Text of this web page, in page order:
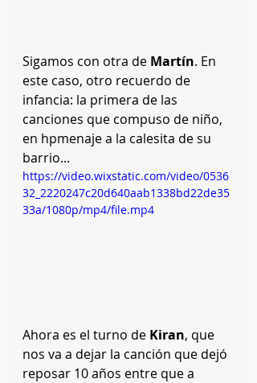
Sigamos con otra de Martín. En
este caso, otro recuerdo de
infancia: la primera de las
canciones que compuso de niño,
en hpmenaje a la calesita de su
barrio...
https://video.wixstatic.com/video/0536
32_2220247c20d640aab1338bd22de35
33a/1080p/mp4/file.mp4
Ahora es el turno de Kiran, que
nos va a dejar la canción que dejó
reposar 10 años entre que a